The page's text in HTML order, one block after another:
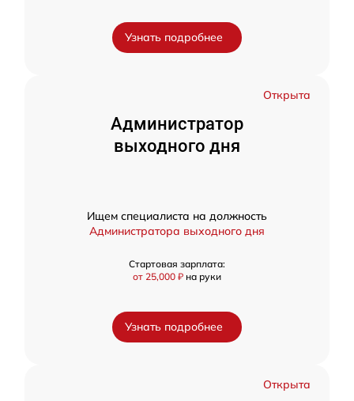
Узнать подробнее
Открыта
Администратор
выходного дня
Ищем специалиста на должность
Администратора выходного дня
Стартовая зарплата:
от 25,000 ₽ на руки
Узнать подробнее
Открыта